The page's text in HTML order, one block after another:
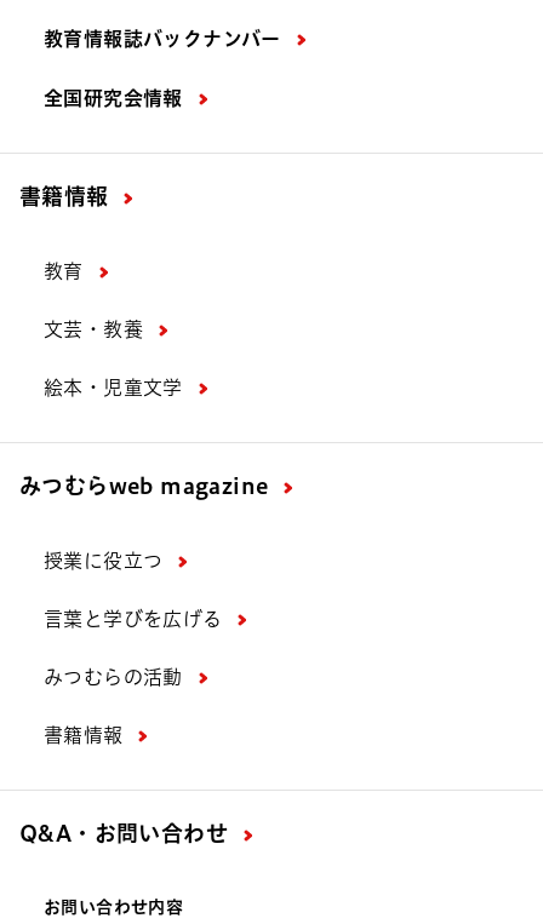
教育情報誌バックナンバー
全国研究会情報
書籍情報
教育
文芸・教養
絵本・児童文学
みつむらweb magazine
授業に役立つ
言葉と学びを広げる
みつむらの活動
書籍情報
Q&A・お問い合わせ
お問い合わせ内容